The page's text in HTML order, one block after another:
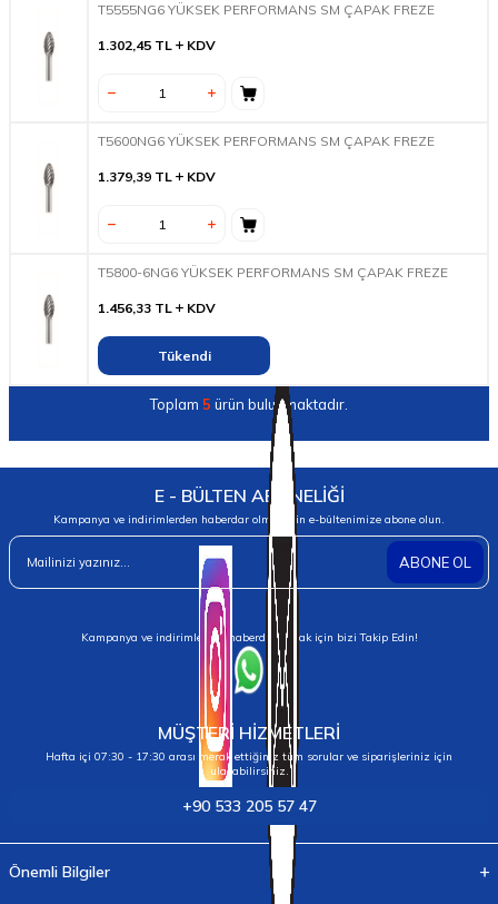
T5555NG6 YÜKSEK PERFORMANS SM ÇAPAK FREZE
1.302,45 TL KDV
T5600NG6 YÜKSEK PERFORMANS SM ÇAPAK FREZE
1.379,39 TL KDV
T5800-6NG6 YÜKSEK PERFORMANS SM ÇAPAK FREZE
1.456,33 TL KDV
Tükendi
Toplam 5 ürün bulunmaktadır.
E - BÜLTEN ABONELİĞİ
Kampanya ve indirimlerden haberdar olmak için e-bültenimize abone olun.
ABONE OL
Kampanya ve indirimlerden haberdar olmak için bizi Takip Edin!
MÜŞTERİ HİZMETLERİ
Hafta içi 07:30 - 17:30 arası merak ettiğiniz tüm sorular ve siparişleriniz için
ulaşabilirsiniz.
+90 533 205 57 47
Önemli Bilgiler